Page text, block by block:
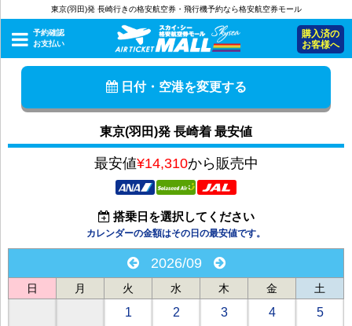
東京(羽田)発 長崎行きの格安航空券・飛行機予約なら格安航空券モール
予約確認
お支払い
購入済の
お客様へ
日付・空港を変更する
東京(羽田)発 長崎着 最安値
最安値¥14,310から販売中
搭乗日を選択してください
カレンダーの金額はその日の最安値です。
2026/09
日 月 火 水 木 金 土
1 2 3 4 5